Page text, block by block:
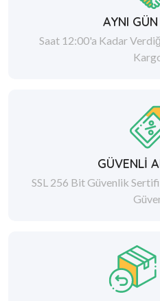
AYNI
Saat 12:00'a Kadar
GÜVENLİ
SSL 256 Bit Güvenlik